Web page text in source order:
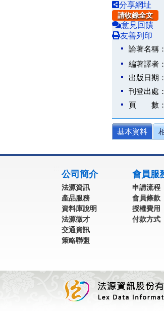
分享網址
請收錄全文
意見回饋
友善列印
論著名稱：
編著譯者：
出版日期：
刊登出處：
頁 數：
基本資料
公司簡介
法源資訊
產品服務
資料庫說明
法源徵才
交通資訊
策略聯盟
會員服
申請流程
會員條款
授權費用
付款方式